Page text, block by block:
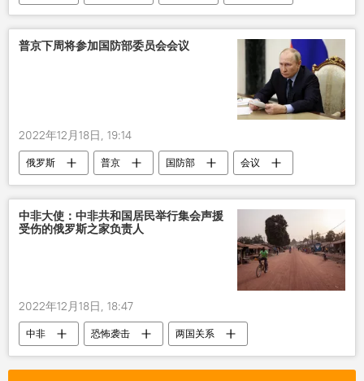
普京下周将参加国防部委员会会议
2022年12月18日, 19:14
俄罗斯 普京 国防部 会议
中非大使：中非共和国居民举行集会声援
受伤的俄罗斯之家负责人
2022年12月18日, 18:47
中非 恐怖袭击
两国关系
俄罗斯